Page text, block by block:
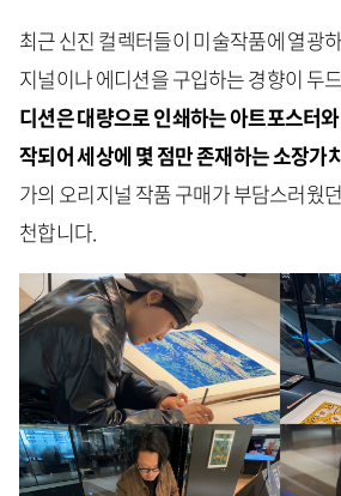
최근 신진 컬렉터들이 미술작품에 열광
지널이나 에디션을 구입하는 경향이 두
디션은 대량으로 인쇄하는 아트포스터
작되어 세상에 몇 점만 존재하는 소장가
가의 오리지널 작품 구매가 부담스러웠
천합니다.